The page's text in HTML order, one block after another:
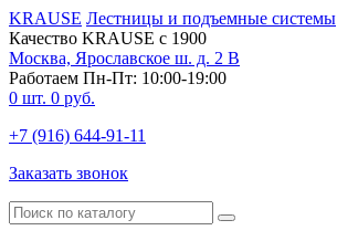
KRAUSE Лестницы и подъемные системы
Качество KRAUSE с 1900
Москва, Ярославское ш. д. 2 В
Работаем Пн-Пт: 10:00-19:00
0 шт. 0 руб.
+7 (916) 644-91-11
Заказать звонок